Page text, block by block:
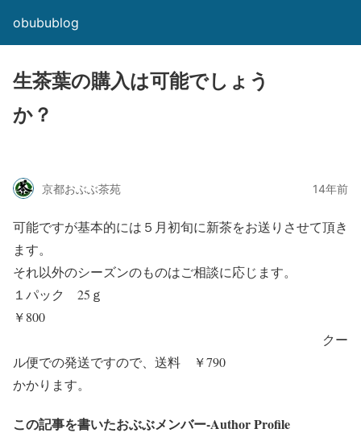
obubublog
生茶葉の購入は可能でしょう
か？
京都おぶぶ茶苑 14年前
可能ですが基本的には５月初旬に新茶をお送りさせて頂き
ます。
それ以外のシーズンのものはご相談に応じます。
１パック 25ｇ
￥800
クー
ル便での発送ですので、送料 ￥790
かかります。
この記事を書いたおぶぶメンバー-Author Profile